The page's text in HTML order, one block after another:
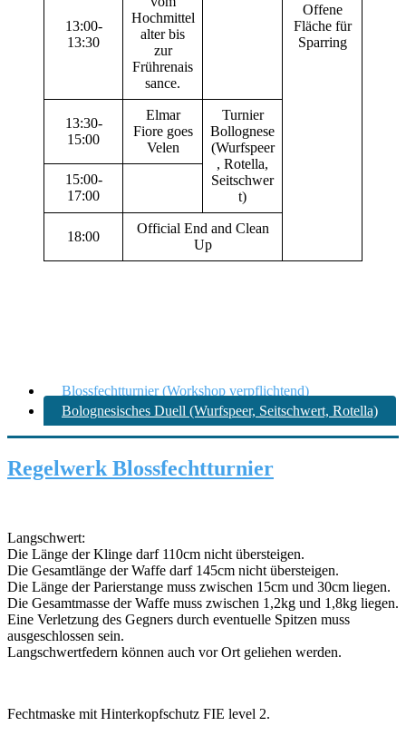
Offene
Fläche für
Sparring
13:00-
13:30
Hochmittel
alter bis
zur
Frührenais
sance.
13:30-
15:00
Elmar
Fiore goes
Velen
Turnier
Bollognese
(Wurfspeer
, Rotella,
Seitschwer
t)
15:00-
17:00
18:00
Official End and Clean
Up
Blossfechtturnier (Workshop verpflichtend)
Bolognesisches Duell (Wurfspeer, Seitschwert, Rotella)
Regelwerk Blossfechtturnier
Langschwert:
Die Länge der Klinge darf 110cm nicht übersteigen.
Die Gesamtlänge der Waffe darf 145cm nicht übersteigen.
Die Länge der Parierstange muss zwischen 15cm und 30cm liegen.
Die Gesamtmasse der Waffe muss zwischen 1,2kg und 1,8kg liegen.
Eine Verletzung des Gegners durch eventuelle Spitzen muss
ausgeschlossen sein.
Langschwertfedern können auch vor Ort geliehen werden.
Fechtmaske mit Hinterkopfschutz FIE level 2.